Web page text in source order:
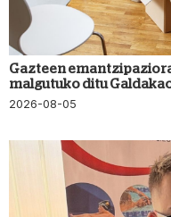
Gazteen
malgutuko ditu
2026-08-05